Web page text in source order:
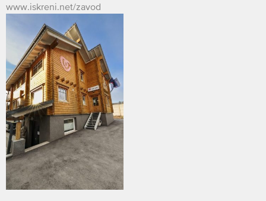
www.iskreni.net/zavod